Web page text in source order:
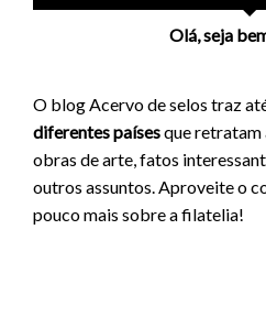
Olá, seja
O blog Acervo de selos traz
diferentes paísesque retratam
obras de arte, fatos
outros assuntos. Aproveite o
pouco mais sobre a filatelia!